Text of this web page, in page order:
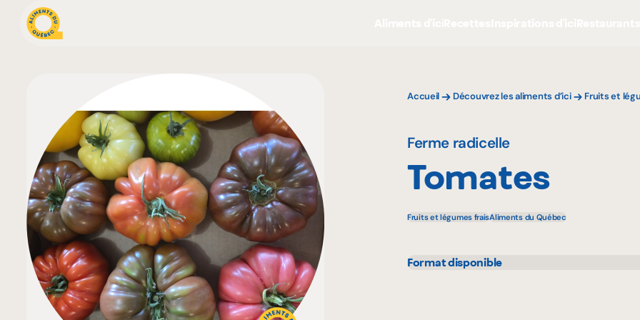
Accueil Découvrez les aliments d’ici Fruits et
Ferme radicelle
Tomates
Fruits et légumes fraisAliments du Québec
Format disponible